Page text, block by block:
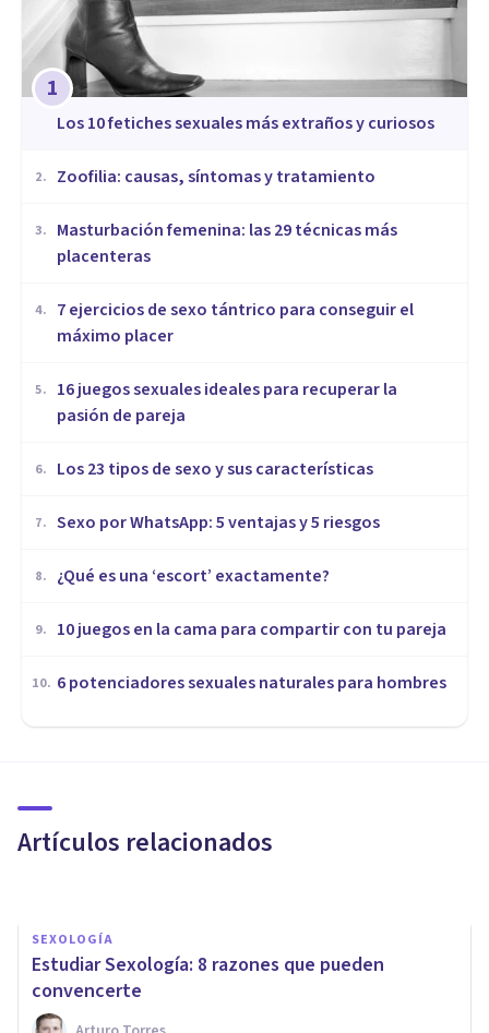
1
​Los 10 fetiches sexuales más extraños y curiosos
2. Zoofilia: causas, síntomas y tratamiento
3.
Masturbación femenina: las 29 técnicas más
placenteras
4.
7 ejercicios de sexo tántrico para conseguir el
máximo placer
5.
16 juegos sexuales ideales para recuperar la
pasión de pareja
6. Los 23 tipos de sexo y sus características
7. Sexo por WhatsApp: 5 ventajas y 5 riesgos
8. ¿Qué es una ‘escort’ exactamente?
9. 10 juegos en la cama para compartir con tu pareja
10. ​6 potenciadores sexuales naturales para hombres
Artículos relacionados
¿Cómo ser sexólogo?
consejos
SEXOLOGÍA
​Estudiar Sexología: 8 razones que pueden
convencerte